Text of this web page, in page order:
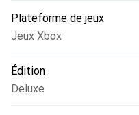
Plateforme de jeux
Jeux Xbox
Édition
Deluxe